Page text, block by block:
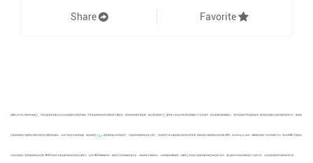
Share Favorite
随着社会对电力需求的增加 ，可再生能源发电量占社会总发电量的比例逐年增加. 可再生能源发电具有间歇性和不确定性，使得电网供需矛盾加剧，峰谷差持续增大 2 . 夏季电力系统出现时段性调峰能力不足的情况，因此急需挖掘调峰能力，更好地消纳可再生能源发电. 需求响应是解决当前问题的有效方式，需求响
应是指终端用户根据电价随时间的变化调整用电需求，以减少高电价时的用电量，减轻电网压力 3 4 . 建筑既是最大的用电用户，也是具有用能弹性的电力用户，因此建筑已成为需求响应项目的优质资源. 智能电网与物联网技术的发展为B2G（building to grid）调峰模式提供了良好的硬件平台. OpenADR2.0通信协
议的出现推动了建筑需求响应的进程. HVAC系统作为商业建筑能源系统的主要部分，在参与B2G调峰模式时，能够充分发挥源端多能互补、末端柔性可调的特点，为电网提供调峰服务. 许鹏等 5 系统地介绍建筑需求响应的控制与技术，通过国内外的相关案例进行介绍和分析，对后续学者的研究具有参考价值.